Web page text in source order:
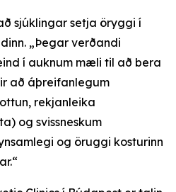
sjúklingar setja öryggi í
„Þegar verðandi
í auknum mæli til að bera
að áþreifanlegum
rekjanleika
og svissneskum
og öruggi kosturinn